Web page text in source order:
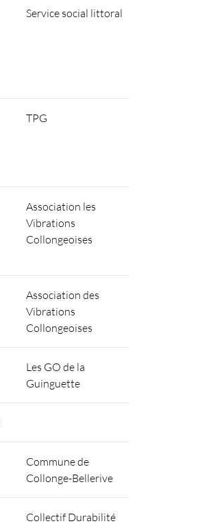
Service social littoral
TPG
Association les
Vibrations
Collongeoises
Association des
Vibrations
Collongeoises
Les GO de la
Guinguette
Commune de
Collonge-Bellerive
Collectif Durabilité